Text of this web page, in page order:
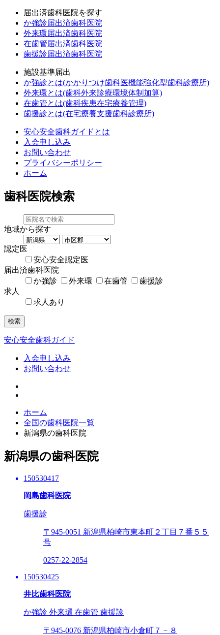
届出済歯科医院を探す
か強診届出済歯科医院
外来環届出済歯科医院
在歯管届出済歯科医院
歯援診届出済歯科医院
施設基準届出
か強診とは(かかりつけ歯科医機能強化型歯科診療所)
外来環とは(歯科外来診療環境体制加算)
在歯管とは(歯科疾患在宅療養管理)
歯援診とは(在宅療養支援歯科診療所)
安心安全歯科ガイドとは
入会申し込み
お問い合わせ
プライバシーポリシー
ホーム
歯科医院検索
地域から探す
認定医
安心安全認定医
届出済歯科医院
か強診
外来環 在歯管
歯援診
求人
求人あり
検索
安心安全歯科ガイド
入会申し込み
お問い合わせ
ホーム
全国の歯科医院一覧
新潟県の歯科医院
新潟県の歯科医院
150530417
岡島歯科医院
歯援診
〒945-0051 新潟県柏崎市東本町２丁目７番５５
号
0257-22-2854
150530425
井比歯科医院
か強診 外来環 在歯管 歯援診
〒945-0076 新潟県柏崎市小倉町７－８